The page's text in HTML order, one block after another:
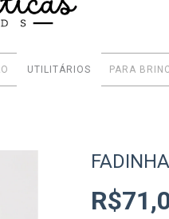
UTILITÁRIOS PARA